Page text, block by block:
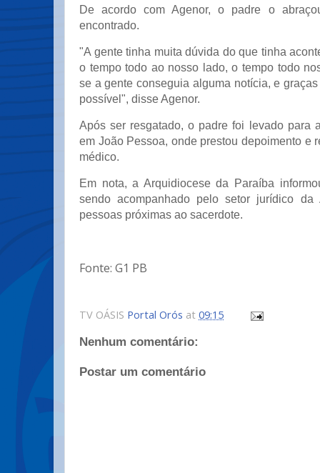
De acordo com Agenor, o padre o
encontrado.
"A gente tinha muita dúvida do que tinha
o tempo todo ao nosso lado, o tempo todo
se a gente conseguia alguma notícia, e
possível", disse Agenor.
Após ser resgatado, o padre foi levado para
em João Pessoa, onde prestou depoimento e
médico.
Em nota, a Arquidiocese da Paraíba
sendo acompanhado pelo setor jurídico da
pessoas próximas ao sacerdote.
Fonte: G1 PB
TV OÁSIS Portal Orós at 09:15
Nenhum comentário:
Postar um comentário